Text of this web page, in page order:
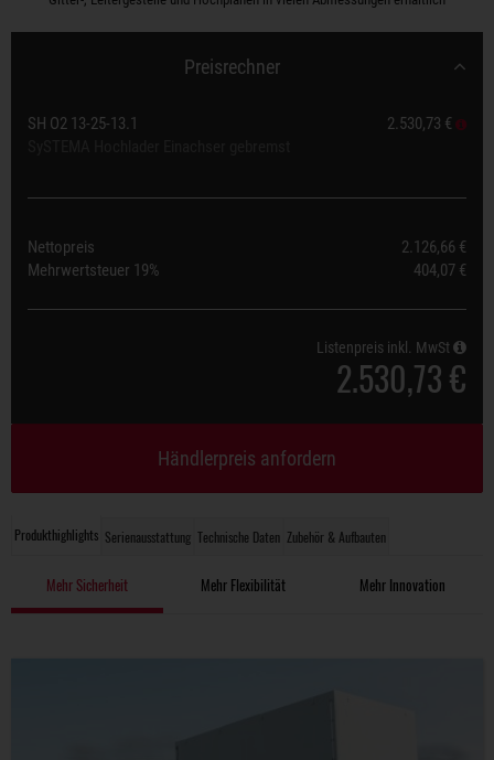
Produkthighlights Serienausstattung Technische Daten Zubehör & Aufbauten
Mehr Sicherheit Mehr Flexibilität Mehr Innovation
Preisrechner
SH O2 13-25-13.1
2.530,73 €
Nettopreis
2.126,66 €
Mehrwertsteuer 19% 404,07 €
Listenpreis inkl. MwSt
2.530,73 €
Händlerpreis anfordern